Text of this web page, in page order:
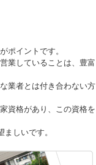
ポイントです。
業していることは、豊富
業者とは付き合わない方
資格があり、この資格を
しいです。